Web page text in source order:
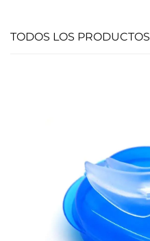
TODOS LOS PRODUCTOS